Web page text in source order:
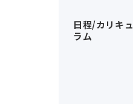
日程/カリキュ
ラム